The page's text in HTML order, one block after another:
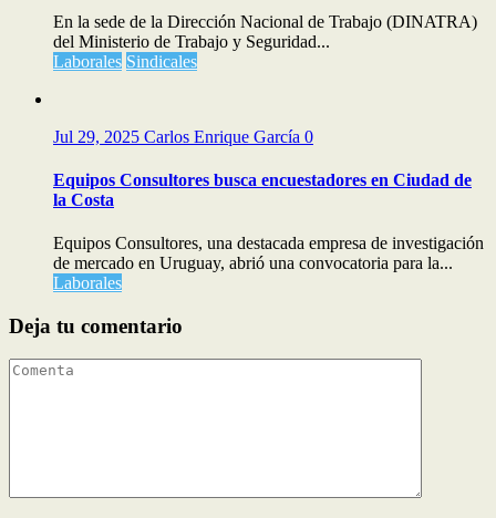
En la sede de la Dirección Nacional de Trabajo (DINATRA)
del Ministerio de Trabajo y Seguridad...
Laborales Sindicales
Jul 29, 2025 Carlos Enrique García 0
Equipos Consultores busca encuestadores en Ciudad de
la Costa
Equipos Consultores, una destacada empresa de investigación
de mercado en Uruguay, abrió una convocatoria para la...
Laborales
Deja tu comentario